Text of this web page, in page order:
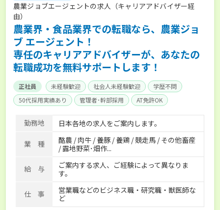
農業ジョブエージェントの求人（キャリアアドバイザー経
由）
農業界・食品業界での転職なら、農業ジョ
ブ エージェント！
専任のキャリアアドバイザーが、あなたの
転職成功を無料サポートします！
正社員 未経験歓迎 社会人未経験歓迎
学歴不問
50代採用実績あり
管理者･幹部採用
AT免許OK
家賃補助制度あり
食事補助あり
残業月20時間以内
賞与実績あり
年間休日100日以上
経験者優遇
独立支援可能
社会保険完備 単身寮あり
世帯寮あり
寮･社宅相談可
勤務地 日本各地の求人をご案内します。
業 種
酪農 / 肉牛 / 養豚 / 養鶏 / 競走馬 / その他畜産
/ 露地野菜･畑作...
給 与
ご案内する求人、ご経験によって異なりま
す。
仕 事
営業職などのビジネス職・研究職・獣医師な
ど